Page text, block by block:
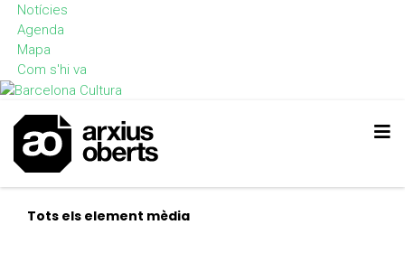
Notícies
Agenda
Mapa
Com s'hi va
Tots els element mèdia